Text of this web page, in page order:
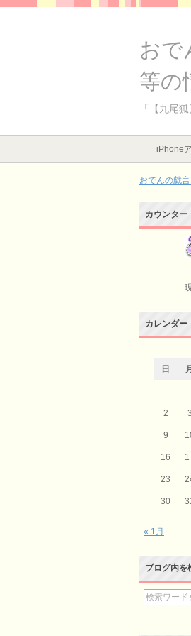
おで
等の
「【九尾
iPhone
おでんの戯
カウンター
カレンダー
日
月
2 3
9
16
23
30
« 1月
ブログ内を